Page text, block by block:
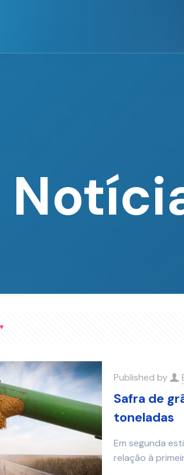
Published by
Safra de
toneladas
Em segunda
relação à